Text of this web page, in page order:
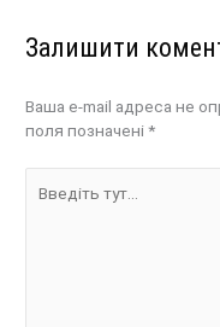
Залишити
Ваша e-mail адреса не
поля позначені*
тут...